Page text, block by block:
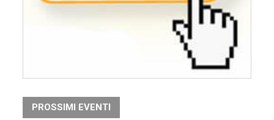
PROSSIMI EVENTI